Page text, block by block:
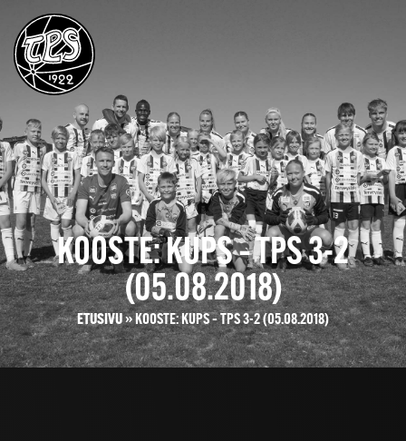
KOOSTE: KUPS – TPS 3-2
(05.08.2018)
ETUSIVU» KOOSTE: KUPS – TPS 3-2 (05.08.2018)